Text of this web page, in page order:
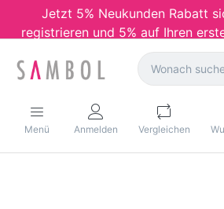
Jetzt 5% Neukunden Rabatt
registrieren und 5% auf Ihren
Menü Anmelden Vergleichen